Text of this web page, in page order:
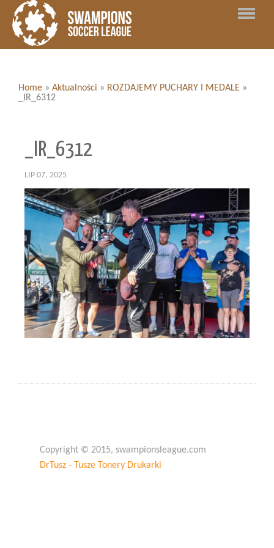
Home » Aktualności » ROZDAJEMY PUCHARY I MEDALE »
_IR_6312
_IR_6312
LIP 07, 2025
Copyright © 2015, swampionsleague.com
DrTusz - Tusze Tonery Drukarki